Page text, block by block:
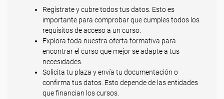
Regístrate y cubre todos tus datos. Esto es
importante para comprobar que cumples todos los
requisitos de acceso a un curso.
Explora toda nuestra oferta formativa para
encontrar el curso que mejor se adapte a tus
necesidades.
Solicita tu plaza y envía tu documentación o
confirma tus datos. Esto depende de las entidades
que financian los cursos.